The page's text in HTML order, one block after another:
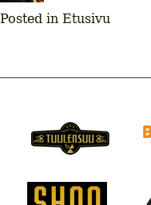
Posted in Etusivu